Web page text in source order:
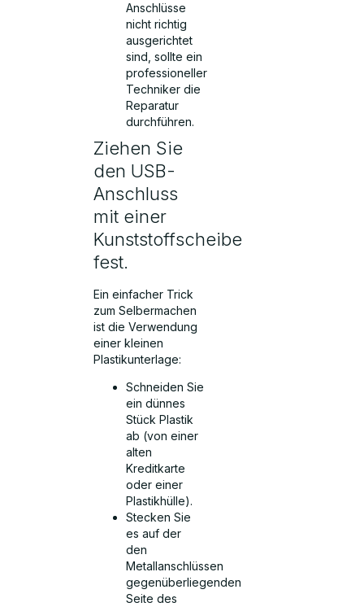
Anschlüsse
nicht richtig
ausgerichtet
sind, sollte ein
professioneller
Techniker die
Reparatur
durchführen.
Ziehen Sie
den USB-
Anschluss
mit einer
Kunststoffscheibe
fest.
Ein einfacher Trick
zum Selbermachen
ist die Verwendung
einer kleinen
Plastikunterlage:
Schneiden Sie
ein dünnes
Stück Plastik
ab (von einer
alten
Kreditkarte
oder einer
Plastikhülle).
Stecken Sie
es auf der
den
Metallanschlüssen
gegenüberliegenden
Seite des